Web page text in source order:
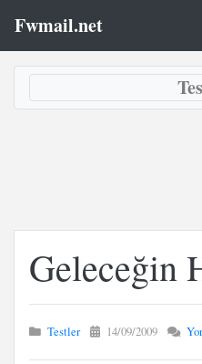
Fwmail.net
Geleceğin
Testler 14/09/2009